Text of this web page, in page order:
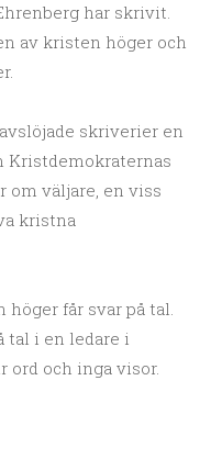
har skrivit.
av kristen höger och
skriverier en
Kristdemokraternas
väljare, en viss
kristna
får svar på tal.
tal i en ledare i
ord och inga visor.